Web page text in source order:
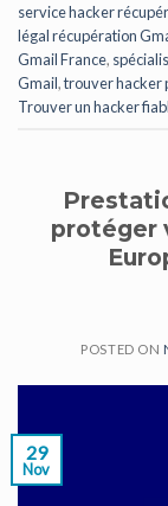
service hacker
légal récupération
Gmail France,
Gmail,trouver hacker
Trouver un hacker
protéger
POSTED ON
29
Nov